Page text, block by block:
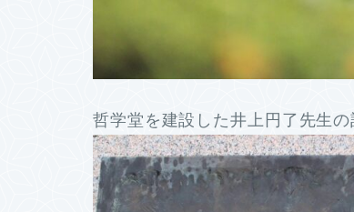
哲学堂を建設した井上円了先生